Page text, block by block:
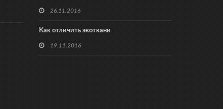
26.11.2016
Как отличить экоткани
19.11.2016